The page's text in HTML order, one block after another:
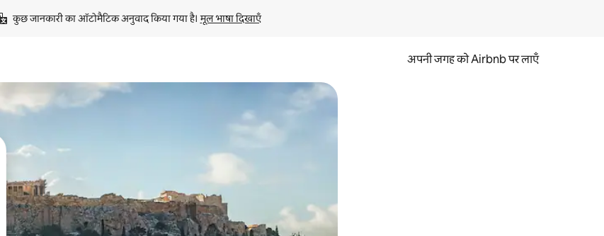
कुछ जानकारी का ऑटोमैटिक अनुवाद किया गया है। मूल भाषा दिखाएँ
अपनी जगह को Airbnb पर लाएँ